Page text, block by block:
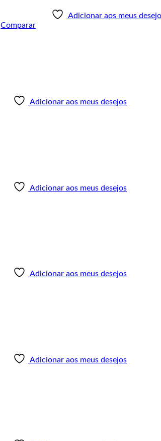
Adicionar aos meus
Comparar
Adicionar aos meus desejos
Adicionar aos meus desejos
Adicionar aos meus desejos
Adicionar aos meus desejos